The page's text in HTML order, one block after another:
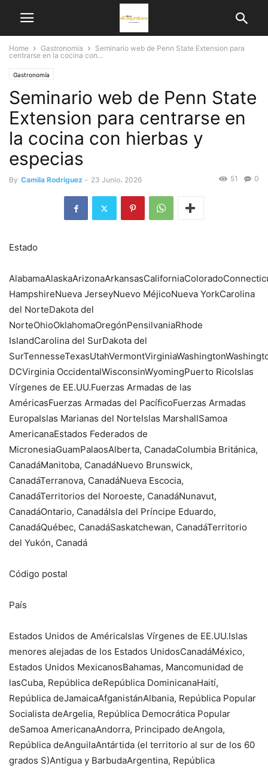
Home Gastronomía
Seminario web de Penn State Extension para
centrarse en la cocina con...
Gastronomía
Seminario web de Penn State
Extension para centrarse en
la cocina con hierbas y
especias
By Camila Rodríguez - 23 Junio، 2026 0
51
Estado
HampshireNueva JerseyNuevo MéjicoNueva YorkCarolina
del NorteDakota del
NorteOhioOklahomaOregónPensilvaniaRhode
IslandCarolina del SurDakota del
DCVirginia OccidentalWisconsinWyomingPuerto RicoIslas
Vírgenes de EE.UU.Fuerzas Armadas de las
AméricasFuerzas Armadas del PacíficoFuerzas Armadas
EuropaIslas Marianas del NorteIslas MarshallSamoa
AmericanaEstados Federados de
MicronesiaGuamPalaosAlberta, CanadaColumbia Británica,
CanadáManitoba, CanadáNuevo Brunswick,
CanadáTerranova, CanadáNueva Escocia,
CanadáTerritorios del Noroeste, CanadáNunavut,
CanadáOntario, CanadáIsla del Príncipe Eduardo,
CanadáQuébec, CanadáSaskatchewan, CanadáTerritorio
del Yukón, Canadá
Código postal
País
Estados Unidos de AméricaIslas Vírgenes de EE.UU.Islas
menores alejadas de los Estados UnidosCanadáMéxico,
Estados Unidos MexicanosBahamas, Mancomunidad de
lasCuba, República deRepública DominicanaHaití,
República deJamaicaAfganistánAlbania, República Popular
Socialista deArgelia, República Democrática Popular
deSamoa AmericanaAndorra, Principado deAngola,
República deAnguilaAntártida (el territorio al sur de los 60
grados S)Antigua y BarbudaArgentina, República